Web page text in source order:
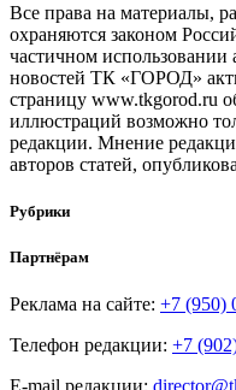
Все права на материалы,
охраняются законом
частичном
новостей ТК «ГОРОД»
страницу www.tkgorod.ru
иллюстраций возможно
редакции. Мнение
авторов статей,
Рубрики
Партнёрам
Реклама на сайте: +7 (950)
Телефон редакции: +7